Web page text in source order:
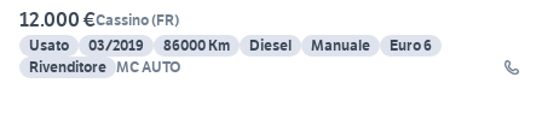
12.000 €Cassino(FR)
Usato
03/2019 86000 Km Diesel Manuale
Euro 6
Rivenditore MC AUTO